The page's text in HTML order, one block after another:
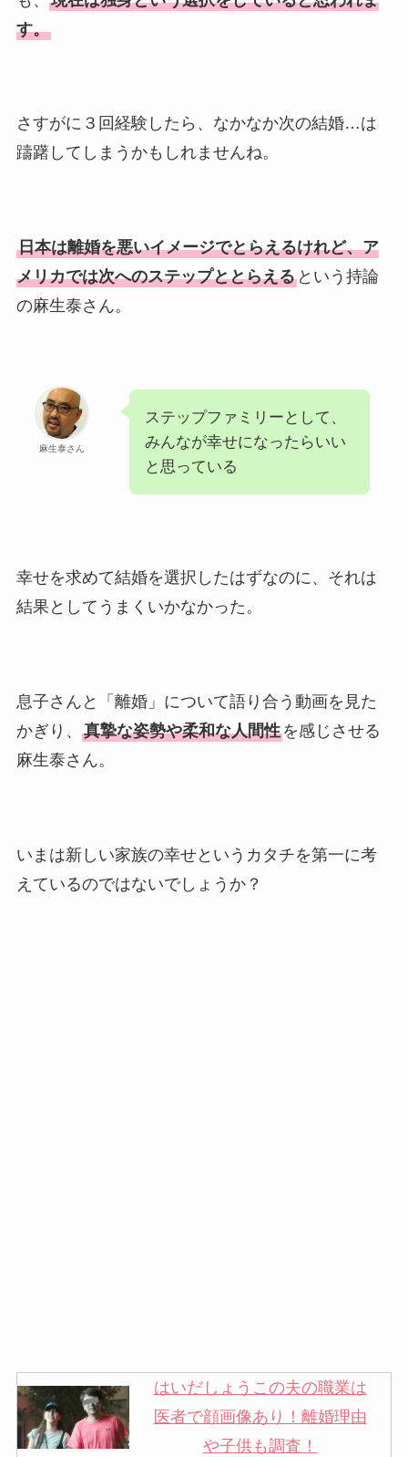
す。
さすがに３回経験したら、なかなか次の結婚…は
躊躇してしまうかもしれませんね。
日本は離婚を悪いイメージでとらえるけれど、ア
メリカでは次へのステップととらえるという持論
の麻生泰さん。
麻生泰さん
ステップファミリーとして、
みんなが幸せになったらいい
と思っている
幸せを求めて結婚を選択したはずなのに、それは
結果としてうまくいかなかった。
息子さんと「離婚」について語り合う動画を見た
かぎり、 真摯な姿勢や柔和な人間性を感じさせる
麻生泰さん。
いまは新しい家族の幸せというカタチを第一に考
えているのではないでしょうか？
はいだしょうこの夫の職業は
医者で顔画像あり！離婚理由
や子供も調査！